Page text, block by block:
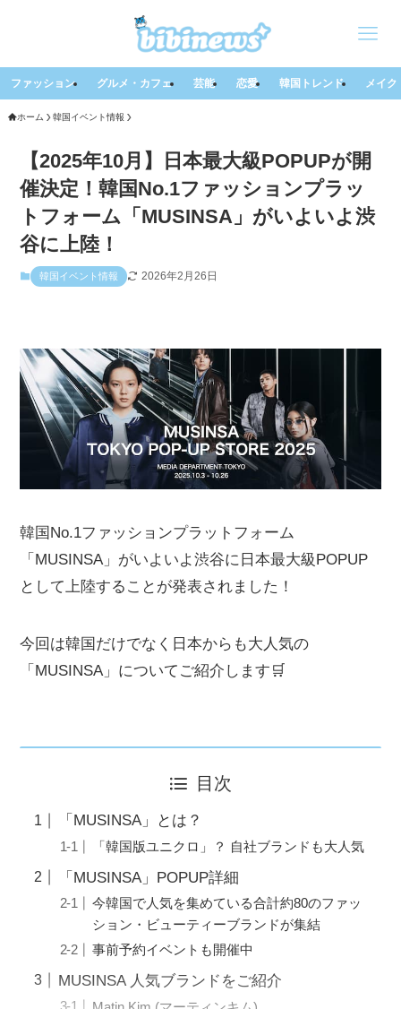
ファッション グルメ・カフェ 芸能 恋愛 韓国トレンド メイク
ホーム 韓国イベント情報
【2025年10月】日本最大級POPUPが開
催決定！韓国No.1ファッションプラッ
トフォーム「MUSINSA」がいよいよ渋
谷に上陸！
韓国イベント情報 2026年2月26日
韓国No.1ファッションプラットフォーム
「MUSINSA」がいよいよ渋谷に日本最大級POPUP
として上陸することが発表されました！
今回は韓国だけでなく日本からも大人気の
「MUSINSA」についてご紹介します🛒
目次
「MUSINSA」とは？
「韓国版ユニクロ」？ 自社ブランドも大人気
「MUSINSA」POPUP詳細
今韓国で人気を集めている合計約80のファッ
ション・ビューティーブランドが集結
事前予約イベントも開催中
MUSINSA 人気ブランドをご紹介